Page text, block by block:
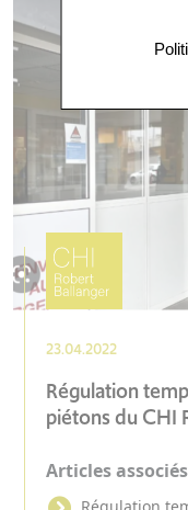
23.04.2022
Régulation
piétons du CHI
Articles